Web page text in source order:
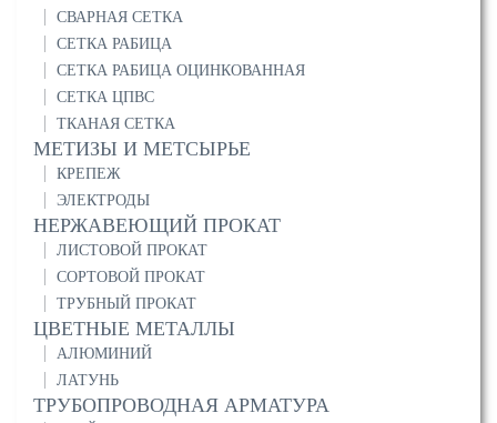
СВАРНАЯ СЕТКА
СЕТКА РАБИЦА
СЕТКА РАБИЦА ОЦИНКОВАННАЯ
СЕТКА ЦПВС
ТКАНАЯ СЕТКА
МЕТИЗЫ И МЕТСЫРЬЕ
КРЕПЕЖ
ЭЛЕКТРОДЫ
НЕРЖАВЕЮЩИЙ ПРОКАТ
ЛИСТОВОЙ ПРОКАТ
СОРТОВОЙ ПРОКАТ
ТРУБНЫЙ ПРОКАТ
ЦВЕТНЫЕ МЕТАЛЛЫ
АЛЮМИНИЙ
ЛАТУНЬ
ТРУБОПРОВОДНАЯ АРМАТУРА